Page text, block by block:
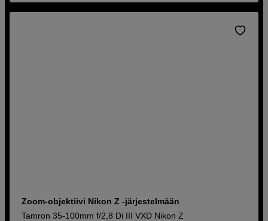
Zoom-objektiivi Nikon Z -järjestelmään
Tamron 35-100mm f/2,8 Di III VXD Nikon Z